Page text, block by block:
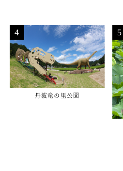
丹波竜の里公園